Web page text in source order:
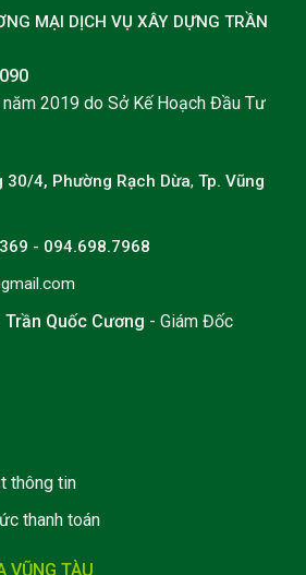
MẠI DỊCH VỤ XÂY DỰNG TRẦN
2019 do Sở Kế Hoạch Đầu Tư
4, Phường Rạch Dừa, Tp. Vũng
- 094.698.7968
Trần Quốc Cương - Giám Đốc
thông tin
thanh toán
VŨNG TÀU